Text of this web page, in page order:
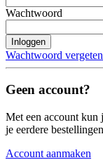
Wachtwoord
Inloggen
Wachtwoord
Geen account?
Met een account kun
je eerdere
Account aanmaken